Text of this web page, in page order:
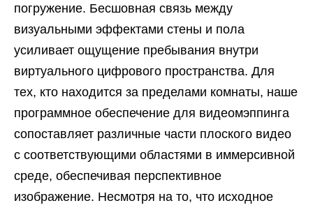
погружение. Бесшовная связь между
визуальными эффектами стены и пола
усиливает ощущение пребывания внутри
виртуального цифрового пространства. Для
тех, кто находится за пределами комнаты, наше
программное обеспечение для видеомэппинга
сопоставляет различные части плоского видео
с соответствующими областями в иммерсивной
среде, обеспечивая перспективное
изображение. Несмотря на то, что исходное